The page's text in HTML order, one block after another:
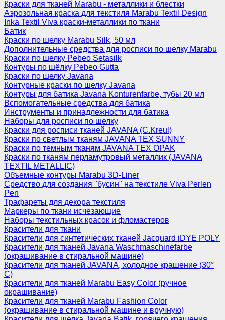
Краски для тканей Marabu - металлики и блестки
Аэрозольная краска для текстиля Marabu Textil Design
Inka Textil Viva краски-металлики по ткани
Батик
Краски по шелку Marabu Silk, 50 мл
Дополнительные средства для росписи по шелку Marabu
Краски по шелку Pebeo Setasilk
Контуры по шёлку Pebeo Gutta
Краски по шелку Javana
Контурные краски по шелку Javana
Контуры для батика Javana Konturenfarbe, тубы 20 мл
Вспомогательные средства для батика
Инструменты и принадлежности для батика
Наборы для росписи по шелку
Краски для росписи тканей JAVANA (C.Kreul)
Краски по светлым тканям JAVANA TEX SUNNY
Краски по темным тканям JAVANA TEX OPAK
Краски по тканям перламутровый металлик (JAVANA
TEXTIL METALLIC)
Объемные контуры Marabu 3D-Liner
Средство для создания "бусин" на текстиле Viva Perlen
Pen
Трафареты для декора текстиля
Маркеры по ткани исчезающие
Наборы текстильных красок и фломастеров
Красители для ткани
Красители для синтетических тканей Jacquard iDYE POLY
Красители для тканей Javana Waschmaschinefarbe
(окрашивание в стиральной машине)
Красители для тканей JAVANA, холодное крашение (30°
С)
Красители для тканей Marabu Easy Color (ручное
окрашивание)
Красители для тканей Marabu Fashion Color
(окрашивание в стиральной машине и вручную)